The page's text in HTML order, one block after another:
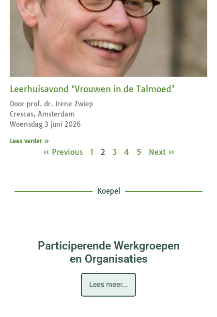
Leerhuisavond ‘Vrouwen in de Talmoed’
Door prof. dr. Irene Zwiep
Crescas, Amsterdam
Woensdag 3 juni 2026
Lees verder »
« Previous 1 2 3 4 5 Next »
Koepel
Participerende Werkgroepen
en Organisaties
Lees meer...